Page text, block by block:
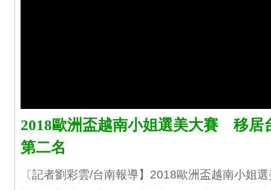
2018歐洲盃越南小姐選美大賽 移居
第二名
〔記者劉彩雲/台南報導】2018歐洲盃越南小姐